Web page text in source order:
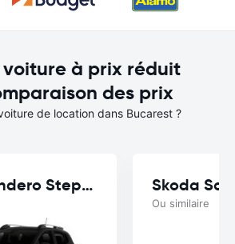
à prix réduit
des prix
de location dans Bucarest ?
Dacia Sandero Stepway Skoda
Ou similaire